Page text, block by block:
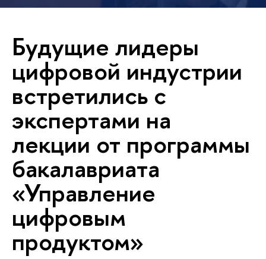
Будущие лидеры
цифровой индустрии
встретились с
экспертами на
лекции от программы
бакалавриата
«Управление
цифровым
продуктом»